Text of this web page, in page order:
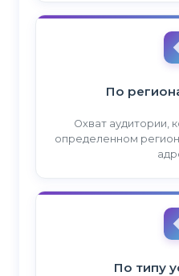
По
Охват аудитории,
определенном
По типу